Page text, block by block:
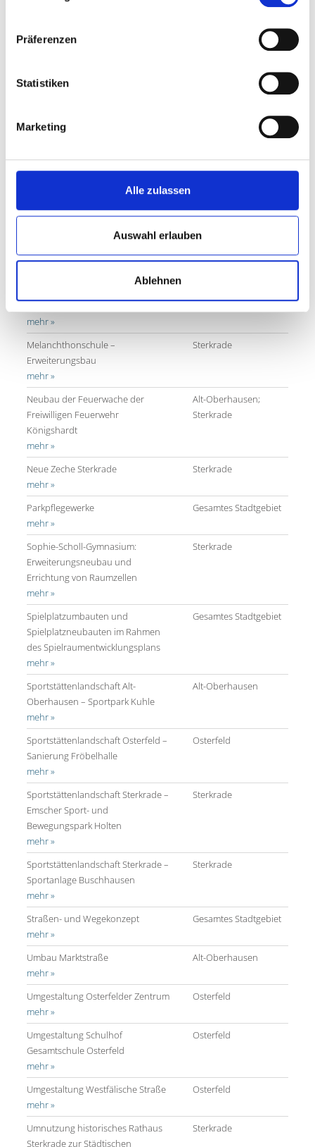
Präferenzen
Statistiken
Marketing
Alle zulassen
Auswahl erlauben
Ablehnen
mehr »
Gesamtes Stadtgebiet
Machbarkeitsstudie für einen
Oberhausen - Mülheim-Styrum
mehr »
Alt-Oberhausen;
Maßnahmen gegen den
Eichenprozessionsspinner
Gesamtes Stadtgebiet
Oberhausen
mehr »
Melanchthonschule –
Erweiterungsbau
mehr »
Sterkrade
Neubau der Feuerwache der
Freiwilligen Feuerwehr
Königshardt
mehr »
Alt-Oberhausen;
Sterkrade
Neue Zeche Sterkrade
mehr »
Sterkrade
Parkpflegewerke
mehr »
Gesamtes Stadtgebiet
Sophie-Scholl-Gymnasium:
Erweiterungsneubau und
Errichtung von Raumzellen
mehr »
Sterkrade
Spielplatzumbauten und
Spielplatzneubauten im Rahmen
des Spielraumentwicklungsplans
mehr »
Gesamtes Stadtgebiet
Sportstättenlandschaft Alt-
Oberhausen – Sportpark Kuhle
mehr »
Alt-Oberhausen
Sportstättenlandschaft Osterfeld –
Sanierung Fröbelhalle
mehr »
Osterfeld
Sportstättenlandschaft Sterkrade –
Emscher Sport- und
Bewegungspark Holten
mehr »
Sterkrade
Sportstättenlandschaft Sterkrade –
Sportanlage Buschhausen
mehr »
Sterkrade
Straßen- und Wegekonzept
mehr »
Gesamtes Stadtgebiet
Umbau Marktstraße
mehr »
Alt-Oberhausen
Umgestaltung Osterfelder Zentrum
mehr »
Osterfeld
Umgestaltung Schulhof
Gesamtschule Osterfeld
mehr »
Osterfeld
Umgestaltung Westfälische Straße
mehr »
Osterfeld
Umnutzung historisches Rathaus
Sterkrade zur Städtischen
Sterkrade